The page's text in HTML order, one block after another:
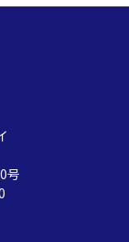
号